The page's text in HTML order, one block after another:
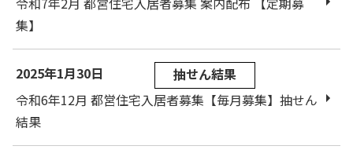
集】
2025年1月30日
抽せん結果
令和6年12月 都営住宅入居者募集【毎月募集】抽せん
結果